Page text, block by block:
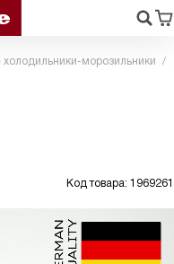
морозильники
Код товара: 1969261